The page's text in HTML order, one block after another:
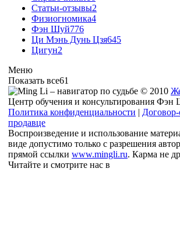
Статьи-отзывы2
Физиогномика4
Фэн Шуй776
Ци Мэнь Дунь Цзя645
Цигун2
Меню
Показать все61
© 2010
Центр обучения и консультирования Фэн
Политика конфиденциальности |
продавце
Воспроизведение и использование
виде допустимо только с разрешения
прямой ссылки www.mingli.ru. Карма не
Читайте и смотрите нас в